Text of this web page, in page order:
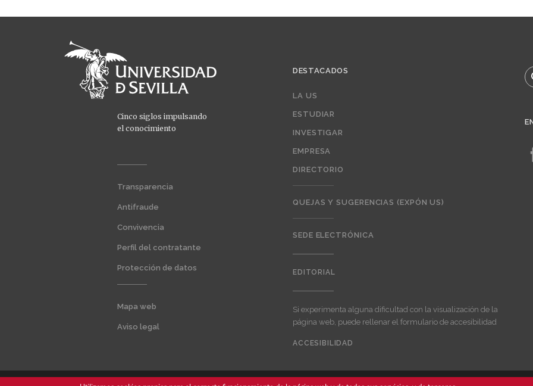
Cinco siglos impulsando
el conocimiento
Transparencia
Antifraude
Convivencia
Perfil del contratante
Protección de datos
Mapa web
Aviso legal
DESTACADOS
LA US
ESTUDIAR
INVESTIGAR
EMPRESA
DIRECTORIO
QUEJAS Y SUGERENCIAS (EXPÓN US)
SEDE ELECTRÓNICA
EDITORIAL
Si experimenta alguna dificultad con la visualización de la
página web, puede rellenar el formulario de accesibilidad
menu
ACCESIBILIDAD